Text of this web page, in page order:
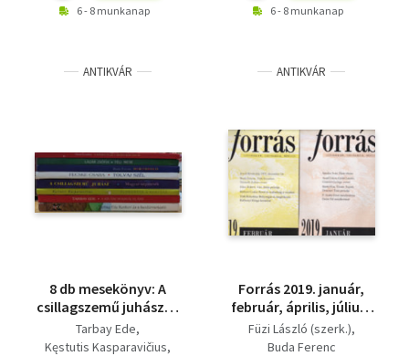
6 - 8 munkanap 6 - 8 munkanap
ANTIKVÁR
8 db mesekönyv: A
csillagszemű juhász; A
kíváncsi királylány; A
szerencsét hozó
Tarbay Ede
Kęstutis Kasparavičius
ANTIKVÁR
Forrás 2019. január,
február, április, július-
augusztus,
szeptember, október
Füzi László (szerk.)
Buda Ferenc